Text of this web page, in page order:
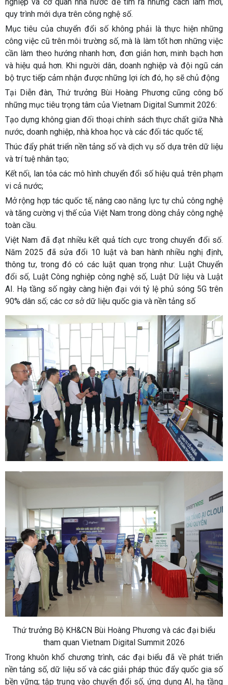
quy trình mới dựa trên công nghệ số.
Mục tiêu của chuyển đổi số không phải là thực hiện những
công việc cũ trên môi trường số, mà là làm tốt hơn những việc
cần làm theo hướng nhanh hơn, đơn giản hơn, minh bạch hơn
và hiệu quả hơn. Khi người dân, doanh nghiệp và đội ngũ cán
bộ trực tiếp cảm nhận được những lợi ích đó, họ sẽ chủ động
Tại Diễn đàn, Thứ trưởng Bùi Hoàng Phương cũng công bố
những mục tiêu trọng tâm của Vietnam Digital Summit 2026:
Tạo dựng không gian đối thoại chính sách thực chất giữa Nhà
nước, doanh nghiệp, nhà khoa học và các đối tác quốc tế;
Thúc đẩy phát triển nền tảng số và dịch vụ số dựa trên dữ liệu
và trí tuệ nhân tạo;
Kết nối, lan tỏa các mô hình chuyển đổi số hiệu quả trên phạm
vi cả nước;
Mở rộng hợp tác quốc tế, nâng cao năng lực tự chủ công nghệ
và tăng cường vị thế của Việt Nam trong dòng chảy công nghệ
toàn cầu.
Việt Nam đã đạt nhiều kết quả tích cực trong chuyển đổi số.
Năm 2025 đã sửa đổi 10 luật và ban hành nhiều nghị định,
thông tư, trong đó có các luật quan trọng như: Luật Chuyển
đổi số, Luật Công nghiệp công nghệ số, Luật Dữ liệu và Luật
AI. Hạ tầng số ngày càng hiện đại với tỷ lệ phủ sóng 5G trên
90% dân số; các cơ sở dữ liệu quốc gia và nền tảng số
Thứ trưởng Bộ KH&CN Bùi Hoàng Phương và các đại biểu
tham quan Vietnam Digital Summit 2026
Trong khuôn khổ chương trình, các đại biểu đã về phát triển
nền tảng số, dữ liệu số và các giải pháp thúc đẩy quốc gia số
bền vững; tập trung vào chuyển đổi số, ứng dụng AI, hạ tầng